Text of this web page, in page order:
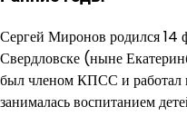
Сергей Миронов родился 14
Свердловске (ныне
был членом КПСС и работал
занималась воспитанием